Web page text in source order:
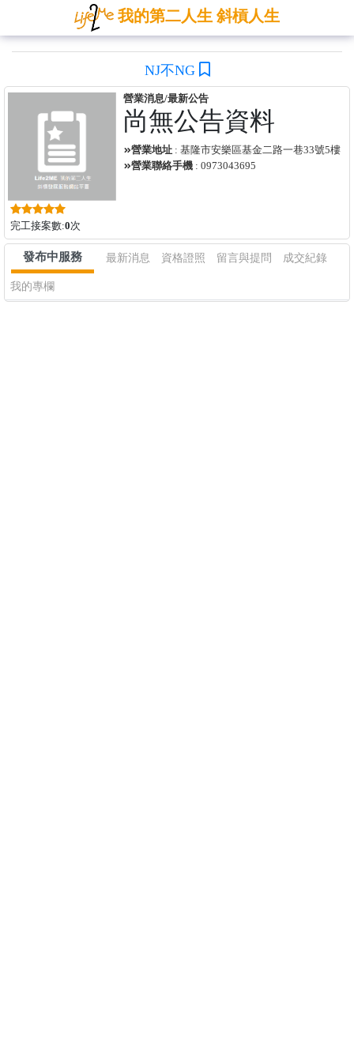
我的第二人生 斜槓人生
NJ不NG
完工接案數:0次
營業消息/最新公告
尚無公告資料
營業地址 : 基隆市安樂區基金二路一巷33號5樓
營業聯絡手機 : 0973043695
發布中服務 最新消息 資格證照 留言與提問 成交紀錄
我的專欄